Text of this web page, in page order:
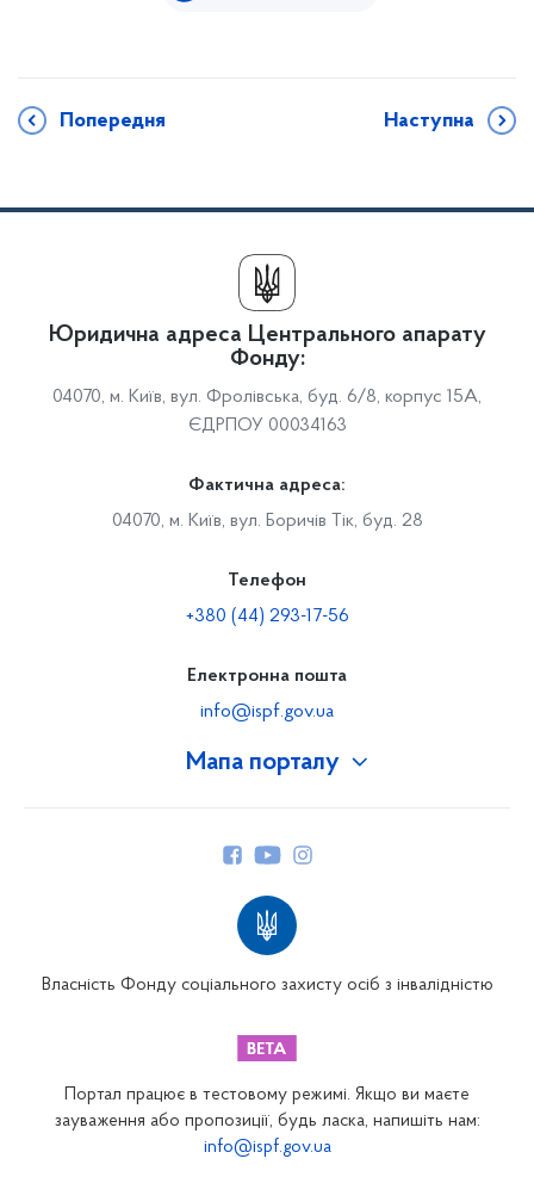
Попередня Наступна
Мапа порталу
Закарпатське відділення
Запорізьке відділення
Юридична адреса Центрального апарату
Фонду:
04070, м. Київ, вул. Фролівська, буд. 6/8, корпус 15А,
ЄДРПОУ 00034163
Фактична адреса:
04070, м. Київ, вул. Боричів Тік, буд. 28
Телефон
+380 (44) 293-17-56
Електронна пошта
info@ispf.gov.ua
Власність Фонду соціального захисту осіб з інвалідністю
Портал працює в тестовому режимі. Якщо ви маєте
зауваження або пропозиції, будь ласка, напишіть нам:
info@ispf.gov.ua